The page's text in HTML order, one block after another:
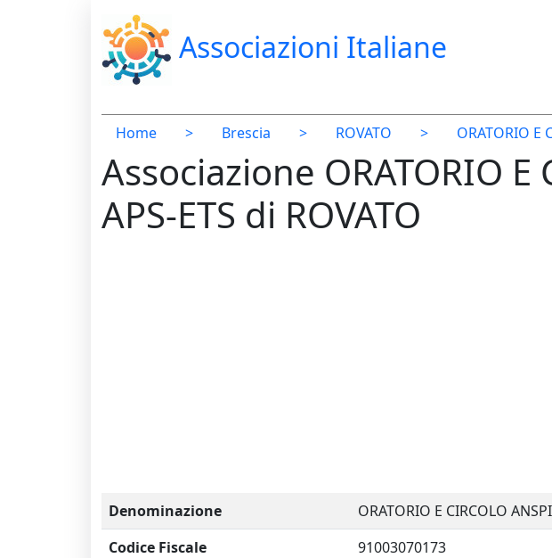
Associazioni Italiane
Home > Brescia > ROVATO > ORATORIO E
Associazione ORATORIO E
APS-ETS di ROVATO
Denominazione
ORATORIO E CIRCOLO
Codice Fiscale
91003070173